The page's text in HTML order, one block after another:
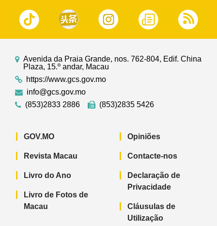
Avenida da Praia Grande, nos. 762-804, Edif. China
Plaza, 15.º andar, Macau
https://www.gcs.gov.mo
info@gcs.gov.mo
(853)2833 2886
(853)2835 5426
GOV.MO
Revista Macau
Livro do Ano
Livro de Fotos de
Macau
Opiniões
Contacte-nos
Declaração de
Privacidade
Cláusulas de
Utilização